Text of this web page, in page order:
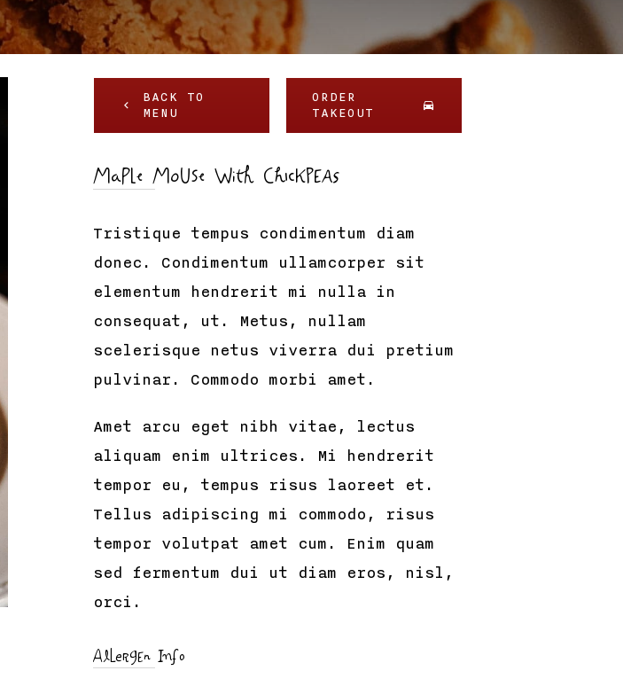
BACK TO
MENU
ORDER
TAKEOUT
Maple Mouse With Chickpeas
Tristique tempus condimentum diam
donec. Condimentum ullamcorper sit
elementum hendrerit mi nulla in
consequat, ut. Metus, nullam
scelerisque netus viverra dui pretium
pulvinar. Commodo morbi amet.
Amet arcu eget nibh vitae, lectus
aliquam enim ultrices. Mi hendrerit
tempor eu, tempus risus laoreet et.
Tellus adipiscing mi commodo, risus
tempor volutpat amet cum. Enim quam
sed fermentum dui ut diam eros, nisl,
orci.
Allergen Info